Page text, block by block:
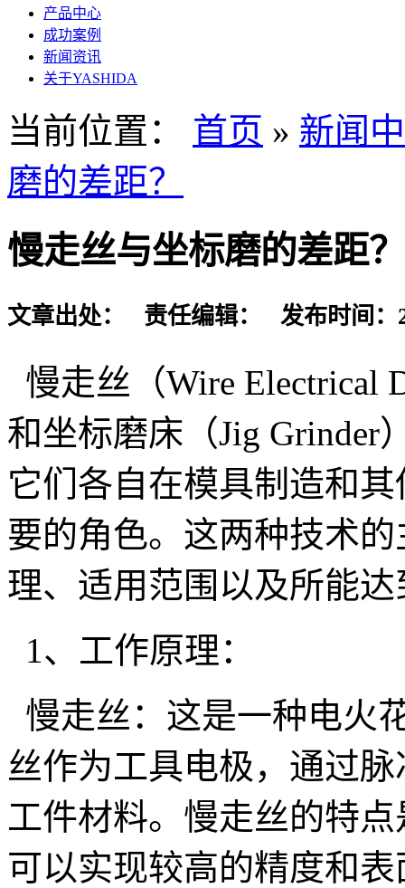
产品中心
成功案例
新闻资讯
关于YASHIDA
当前位置： 首页 » 新闻
磨的差距？
慢走丝与坐标磨的差距？
文章出处： 责任编辑： 发布时间：
慢走丝（Wire Electrical
和坐标磨床（Jig Grinder
它们各自在模具制造和
要的角色。这两种技术
理、适用范围以及所能
1、工作原理：
慢走丝：这是一种电火
丝作为工具电极，通过
工件材料。慢走丝的特
可以实现较高的精度和